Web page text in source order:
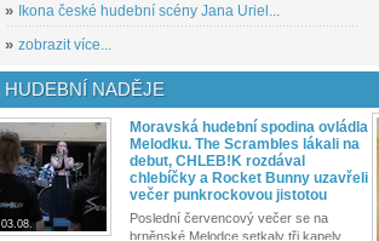
»
Ikona české hudební scény Jana Uriel...
» zobrazit více...
HUDEBNÍ NADĚJE
03.08.
Moravská hudební spodina ovládla
Melodku. The Scrambles lákali na
debut, CHLEB!K rozdával
chlebíčky a Rocket Bunny uzavřeli
večer punkrockovou jistotou
Poslední červencový večer se na
brněnské Melodce setkaly tři kapely...